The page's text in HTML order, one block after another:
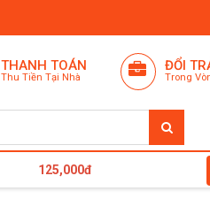
THANH TOÁN
Thu Tiền Tại Nhà
ĐỔI
Trong
125,000đ